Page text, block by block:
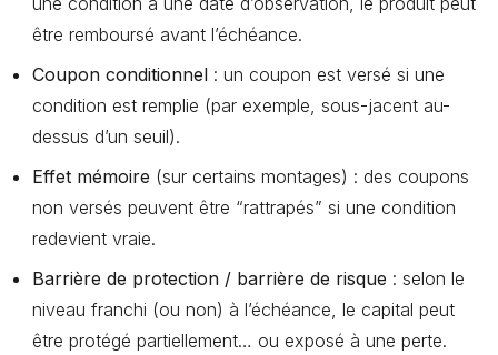
être remboursé avant l’échéance.
Coupon conditionnel : un coupon est versé si une
condition est remplie (par exemple, sous-jacent au-
dessus d’un seuil).
Effet mémoire (sur certains montages) : des coupons
non versés peuvent être “rattrapés” si une condition
redevient vraie.
Barrière de protection / barrière de risque : selon le
niveau franchi (ou non) à l’échéance, le capital peut
être protégé partiellement… ou exposé à une perte.